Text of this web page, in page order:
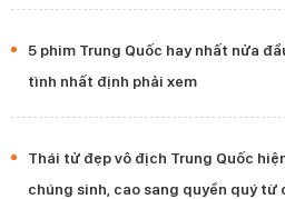
5 phim Trung Quốc hay nhất nửa
tình nhất định phải xem
Thái tử đẹp vô địch Trung Quốc
chúng sinh, cao sang quyền quý từ